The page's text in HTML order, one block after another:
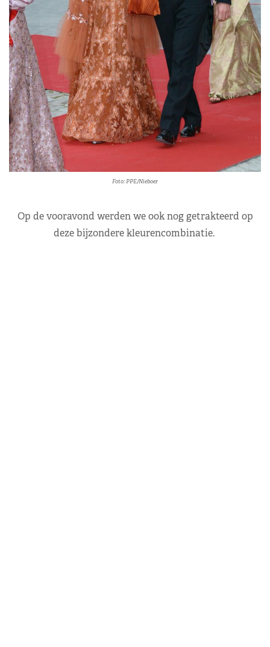
Foto: PPE/Nieboer
Op de vooravond werden we ook nog getrakteerd op
deze bijzondere kleurencombinatie.